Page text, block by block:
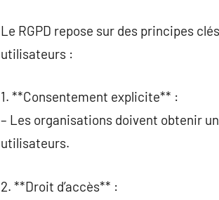
Le RGPD repose sur des principes
utilisateurs :
1. **Consentement explicite** :
– Les organisations doivent obtenir
utilisateurs.
2. **Droit d’accès** :